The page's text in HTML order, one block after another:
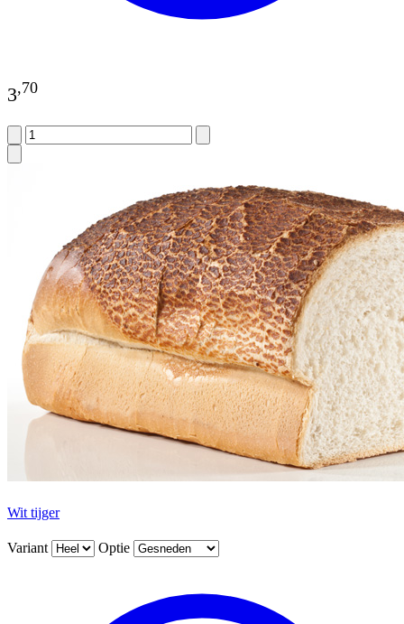
3,70
Wit tijger
Variant Optie